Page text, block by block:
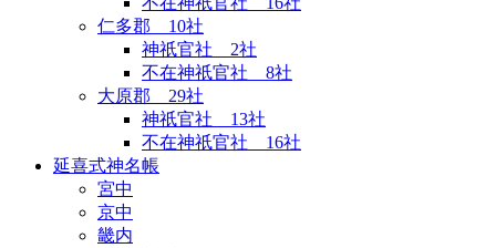
仁多郡 10社
神祇官社 2社
不在神祇官社 8社
大原郡 29社
神祇官社 13社
不在神祇官社 16社
延喜式神名帳
宮中
京中
畿内